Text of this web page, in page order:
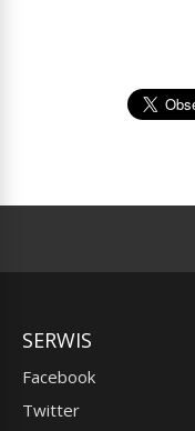
SERWIS
Facebook
Twitter